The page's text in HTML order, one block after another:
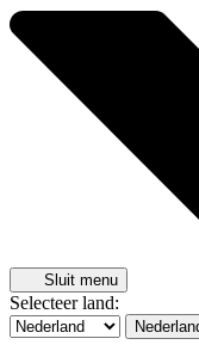
Sluit menu
Selecteer land: